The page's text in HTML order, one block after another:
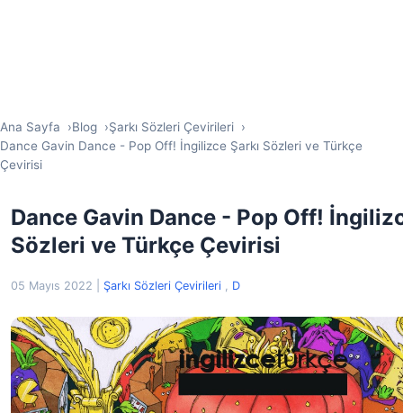
Ana Sayfa Blog
Şarkı Sözleri Çevirileri
Dance Gavin Dance - Pop Off! İngilizce Şarkı Sözleri ve Türkçe
Çevirisi
Dance Gavin Dance - Pop Off!
Sözleri ve Türkçe Çevirisi
05 Mayıs 2022 Şarkı Sözleri Çevirileri , D